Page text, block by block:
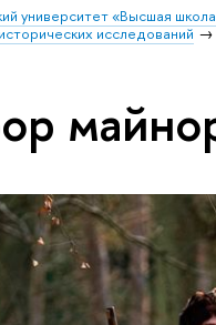
университет «Высшая
исследований